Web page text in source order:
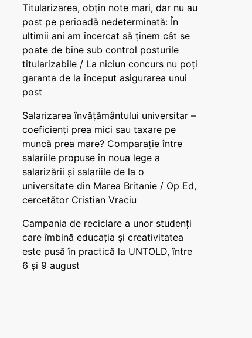
Titularizarea, obțin note mari, dar nu au
post pe perioadă nedeterminată: În
ultimii ani am încercat să ținem cât se
poate de bine sub control posturile
titularizabile / La niciun concurs nu poți
garanta de la început asigurarea unui
post
Salarizarea învățământului universitar –
coeficienți prea mici sau taxare pe
muncă prea mare? Comparație între
salariile propuse în noua lege a
salarizării și salariile de la o
universitate din Marea Britanie / Op Ed,
cercetător Cristian Vraciu
Campania de reciclare a unor studenți
care îmbină educația și creativitatea
este pusă în practică la UNTOLD, între
6 și 9 august